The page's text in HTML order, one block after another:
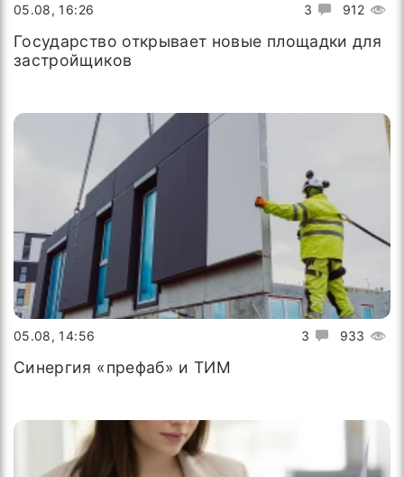
3 912
05.08, 16:26
Государство открывает новые площадки для
застройщиков
3 933
05.08, 14:56
Синергия «префаб» и ТИМ